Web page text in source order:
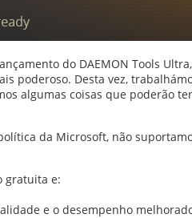
do DAEMON Tools
poderoso. Desta vez,
algumas coisas que poderão
da Microsoft, não
gratuita e:
e o desempenho